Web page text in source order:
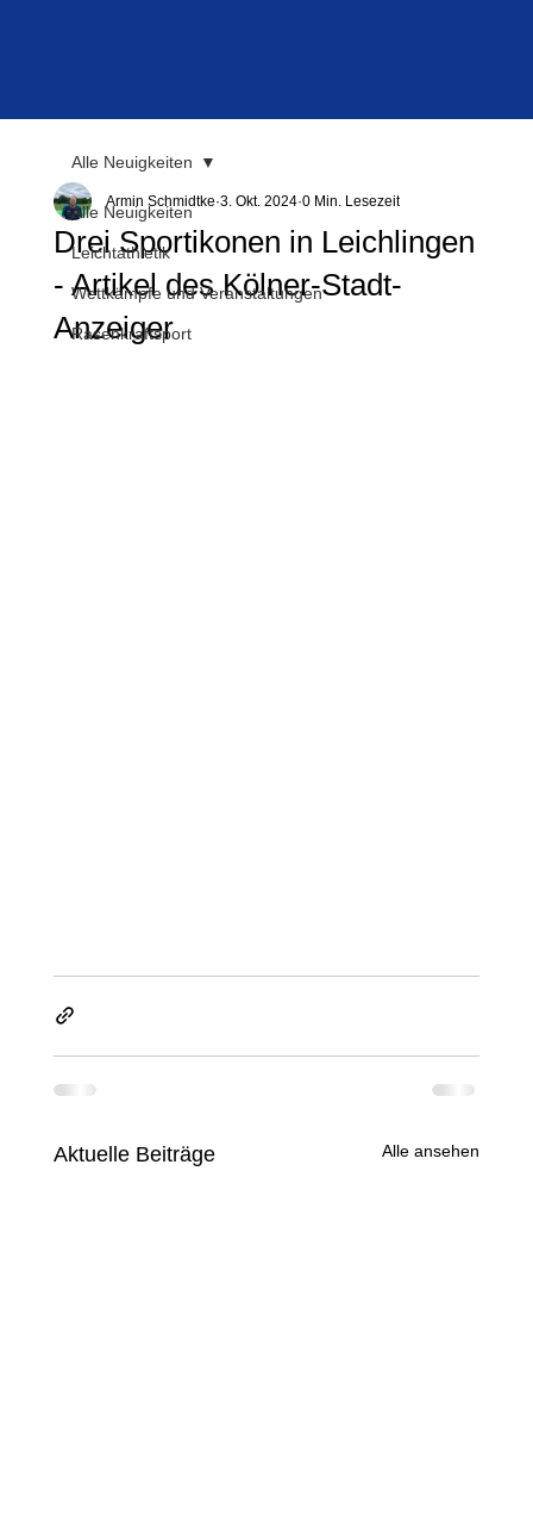
Alle Neuigkeiten
Leichtathletik
Wettkämpfe und Veranstaltungen
Rasenkraftsport
Alle Neuigkeiten
Drei Sportikonen in Leichlingen
- Artikel des Kölner-Stadt-
Anzeiger
Armin Schmidtke 3. Okt. 2024 0 Min. Lesezeit
Aktuelle Beiträge Alle ansehen